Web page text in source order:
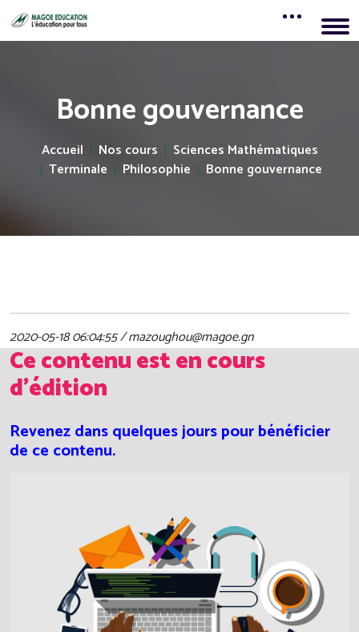
Bonne gouvernance
Accueil Nos cours
Sciences Mathématiques
Terminale
Philosophie Bonne gouvernance
2020-05-18 06:04:55 / mazoughou@magoe.gn
Ce contenu est en cours
d'édition
Revenez dans quelques jours pour bénéficier
de ce contenu.